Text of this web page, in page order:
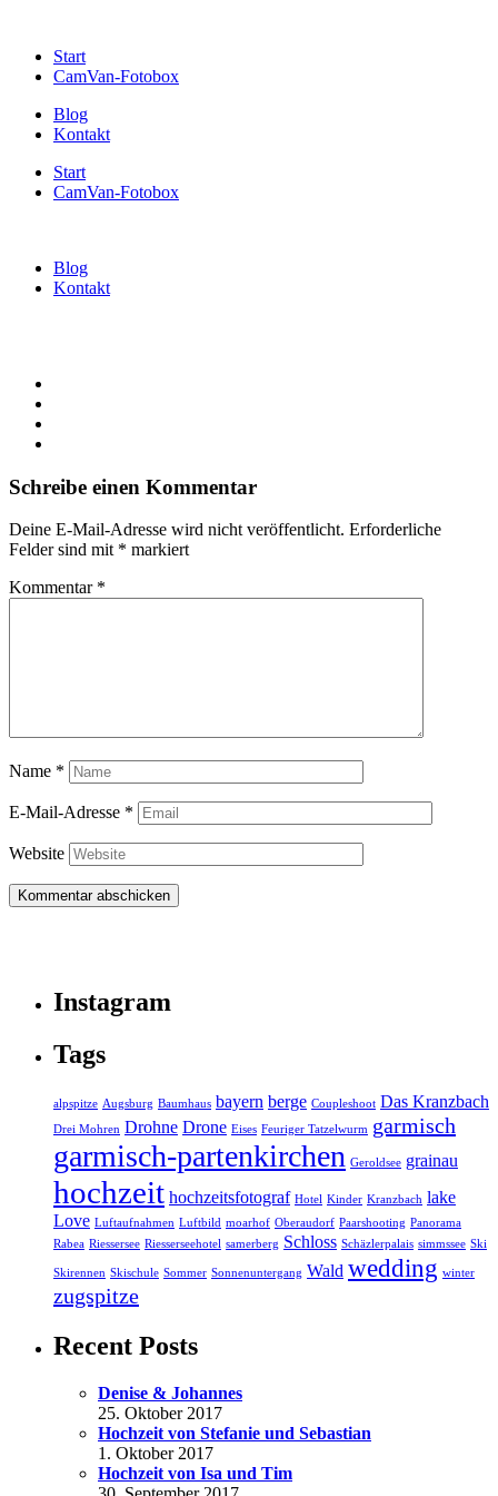
Start
CamVan-Fotobox
Blog
Kontakt
Start
CamVan-Fotobox
Blog
Kontakt
Schreibe einen Kommentar
Deine E-Mail-Adresse wird nicht veröffentlicht. Erforderliche
Felder sind mit * markiert
Kommentar *
Name *
E-Mail-Adresse *
Website
Instagram
Tags
alpspitze Augsburg Baumhaus bayern berge Coupleshoot Das Kranzbach
Drei Mohren Drohne Drone Eises Feuriger Tatzelwurm garmisch
garmisch-partenkirchen Geroldsee grainau
hochzeit hochzeitsfotograf Hotel Kinder Kranzbach lake
Love Luftaufnahmen Luftbild moarhof Oberaudorf Paarshooting Panorama
Rabea Riessersee Riesserseehotel samerberg Schloss Schäzlerpalais simmssee Ski
Skirennen Skischule Sommer Sonnenuntergang Wald wedding winter
zugspitze
Recent Posts
Denise & Johannes
25. Oktober 2017
Hochzeit von Stefanie und Sebastian
1. Oktober 2017
Hochzeit von Isa und Tim